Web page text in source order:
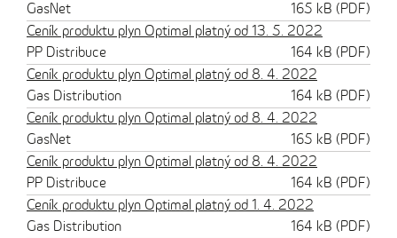
GasNet
165 kB (PDF)
Ceník produktu plyn Optimal platný od 13. 5. 2022
PP Distribuce
164 kB (PDF)
Ceník produktu plyn Optimal platný od 8. 4. 2022
Gas Distribution
164 kB (PDF)
Ceník produktu plyn Optimal platný od 8. 4. 2022
GasNet
165 kB (PDF)
Ceník produktu plyn Optimal platný od 8. 4. 2022
PP Distribuce
164 kB (PDF)
Ceník produktu plyn Optimal platný od 1. 4. 2022
Gas Distribution
164 kB (PDF)